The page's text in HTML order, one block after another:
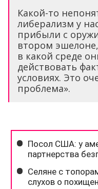
Какой-то
либерализм у
прибыли с
втором
в какой среде
действовать
условиях. Это
проблема».